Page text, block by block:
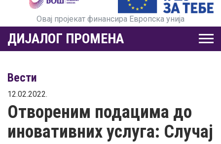
Овај пројекат финансира Европска унија
ДИЈАЛОГ ПРОМЕНА
Вести
12.02.2022.
Отвореним подацима до
иновативних услуга: Случај